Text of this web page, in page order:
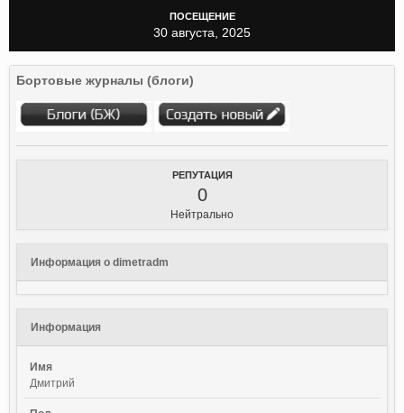
ПОСЕЩЕНИЕ
30 августа, 2025
Бортовые журналы (блоги)
РЕПУТАЦИЯ
0
Нейтрально
Информация о dimetradm
Информация
Имя
Дмитрий